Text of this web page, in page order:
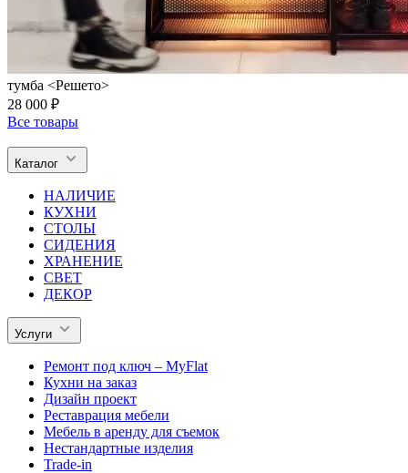
тумба <Решето>
28 000 ₽
Все товары
Каталог
НАЛИЧИЕ
КУХНИ
СТОЛЫ
СИДЕНИЯ
ХРАНЕНИЕ
СВЕТ
ДЕКОР
Услуги
Ремонт под ключ – MyFlat
Кухни на заказ
Дизайн проект
Реставрация мебели
Мебель в аренду для съемок
Нестандартные изделия
Trade-in